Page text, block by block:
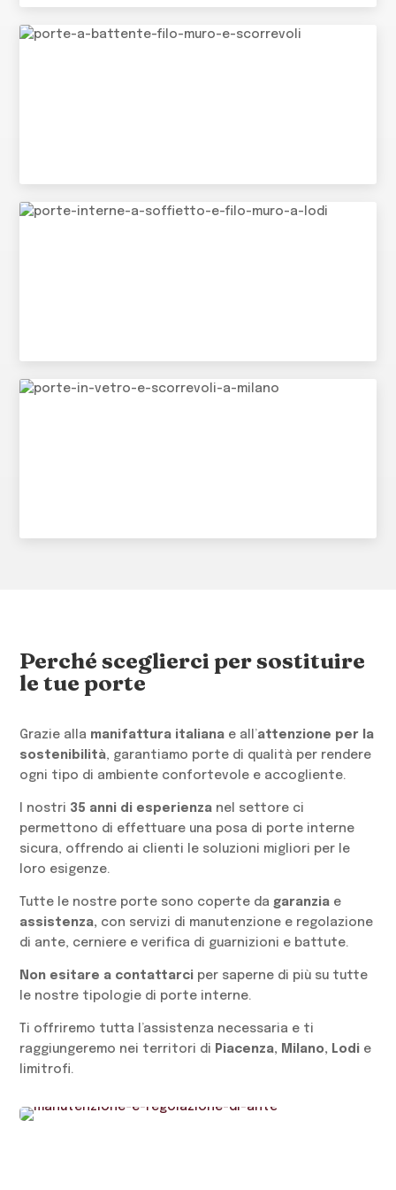
Perché sceglierci per sostituire
le tue porte
Grazie alla manifattura italiana e all’attenzione per la
sostenibilità, garantiamo porte di qualità per rendere
ogni tipo di ambiente confortevole e accogliente.
I nostri 35 anni di esperienza nel settore ci
permettono di effettuare una posa di porte interne
sicura, offrendo ai clienti le soluzioni migliori per le
loro esigenze.
Tutte le nostre porte sono coperte da garanzia e
assistenza, con servizi di manutenzione e regolazione
di ante, cerniere e verifica di guarnizioni e battute.
Non esitare a contattarci per saperne di più su tutte
le nostre tipologie di porte interne.
Ti offriremo tutta l’assistenza necessaria e ti
raggiungeremo nei territori di Piacenza, Milano, Lodi e
limitrofi.